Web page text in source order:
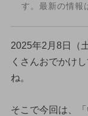
す。最新の情報
2025年2月8日（
くさんおでかけ
ね。
そこで今回は、